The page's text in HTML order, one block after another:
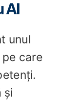
AI
unul
care
și